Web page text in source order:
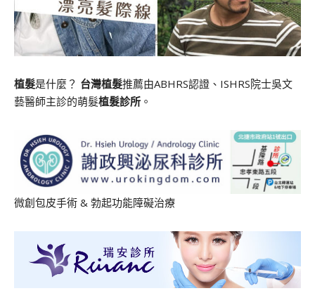
植髮是什麼？ 台灣植髮推薦由ABHRS認證、ISHRS院士吳文
藝醫師主診的萌髮植髮診所 。
微創包皮手術 & 勃起功能障礙治療